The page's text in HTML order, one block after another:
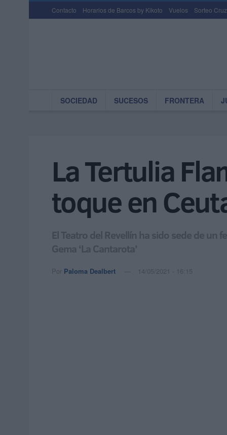
Contacto Horarios de Barcos by Kikoto Vuelos Sorteo
SOCIEDAD SUCESOS FRONTERA
La Tertulia
toque en
El Teatro del Revellín ha sido sede de un
Gema ‘La Cantarota’
Por Paloma Dealbert 14/05/2021 - 16:15